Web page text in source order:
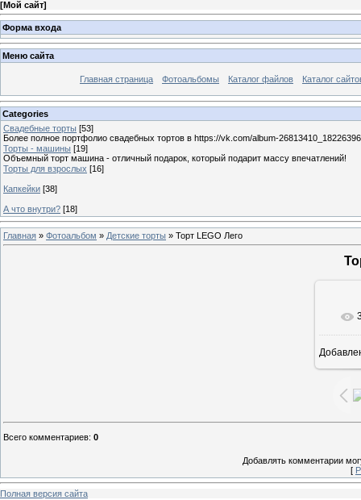
[Мой сайт]
Форма входа
Меню сайта
Главная страница Фотоальбомы Каталог файлов Каталог
Categories
Свадебные торты [53]
Более полное портфолио свадебных тортов в https://vk.com/album-
Торты - машины [19]
Объемный торт машина - отличный подарок, который подарит массу впечатлений!
Торты для взрослых [16]
Капкейки [38]
А что внутри? [18]
Главная » Фотоальбом » Детские торты » Торт LEGO Лего
Всего комментариев: 0
Добавлять комментарии
[
Полная версия сайта